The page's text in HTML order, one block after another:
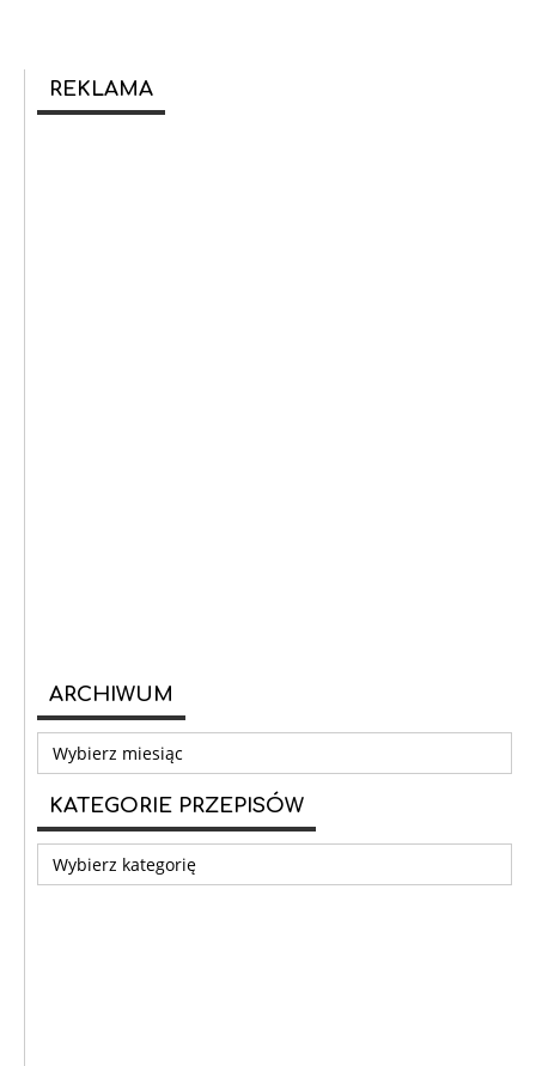
REKLAMA
ARCHIWUM
Archiwum
KATEGORIE PRZEPISÓW
Kategorie
przepisów